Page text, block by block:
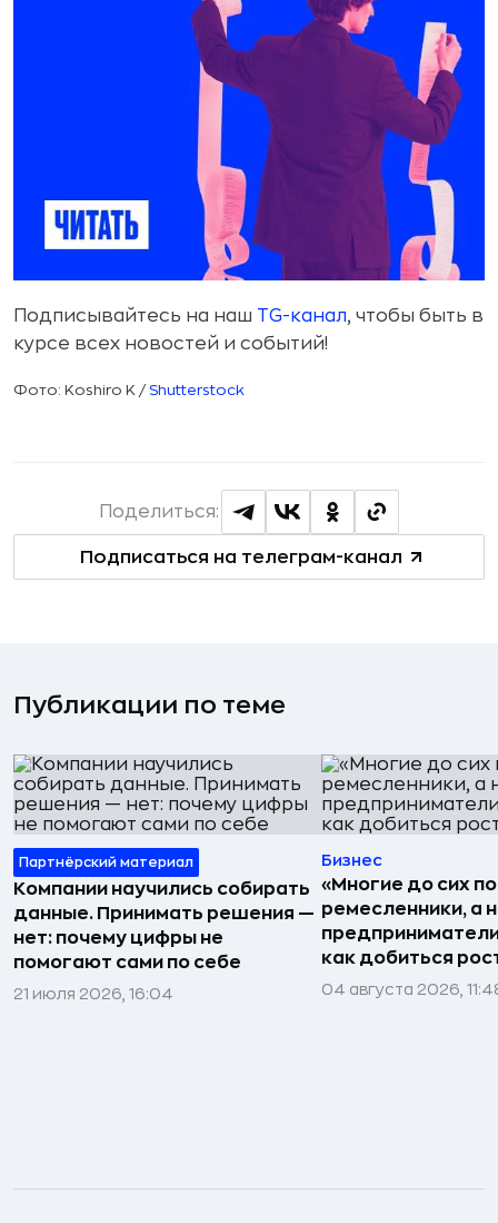
Подписывайтесь на наш TG-канал, чтобы быть в
курсе всех новостей и событий!
Фото: Koshiro K / Shutterstock
Подписаться на телеграм-канал
Поделиться:
Публикации по теме
Партнёрский материал
Компании научились собирать
данные. Принимать решения —
нет: почему цифры не
помогают сами по себе
21 июля 2026, 16:04
Бизнес
«Многие до сих
ремесленники, а
как добиться
04 августа 2026,